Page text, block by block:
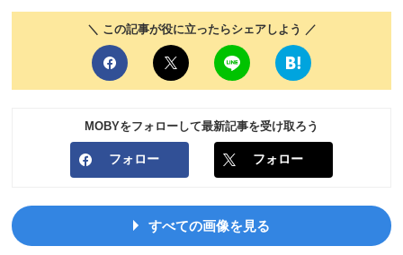
＼ この記事が役に立ったらシェアしよう ／
MOBYをフォローして最新記事を受け取ろう
フォロー フォロー
すべての画像を見る